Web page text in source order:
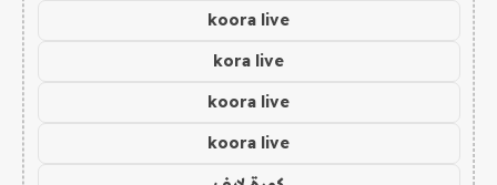
koora live
kora live
koora live
koora live